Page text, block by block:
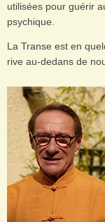
utilisées pour guérir
psychique.
La Transe est en
rive au-dedans de